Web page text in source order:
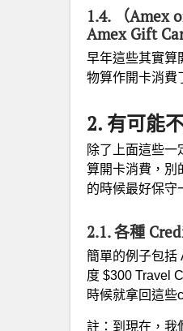
1.4. （Amex
Amex Gift
早年這些其實算
物算作開卡消費
2. 有可能
除了上面這些一
算開卡消費，別
的時候最好保守
2.1. 各種
簡單的例子包括
度 $300 Travel
時候就拿回這些
註：到現在，我